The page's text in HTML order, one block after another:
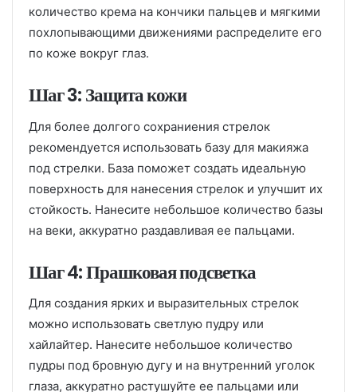
количество крема на кончики пальцев и мягкими
похлопывающими движениями распределите его
по коже вокруг глаз.
Шаг 3: Защита кожи
Для более долгого сохраниения стрелок
рекомендуется использовать базу для макияжа
под стрелки. База поможет создать идеальную
поверхность для нанесения стрелок и улучшит их
стойкость. Нанесите небольшое количество базы
на веки, аккуратно раздавливая ее пальцами.
Шаг 4: Прашковая подсветка
Для создания ярких и выразительных стрелок
можно использовать светлую пудру или
хайлайтер. Нанесите небольшое количество
пудры под бровную дугу и на внутренний уголок
глаза, аккуратно растушуйте ее пальцами или